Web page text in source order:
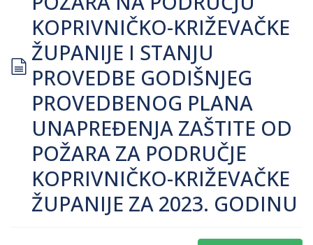
document
KOPRIVNIČKO-KRIŽEVAČKE
ŽUPANIJE I STANJU
PROVEDBE GODIŠNJEG
PROVEDBENOG PLANA
UNAPREĐENJA ZAŠTITE OD
POŽARA ZA PODRUČJE
KOPRIVNIČKO-KRIŽEVAČKE
ŽUPANIJE ZA 2023. GODINU